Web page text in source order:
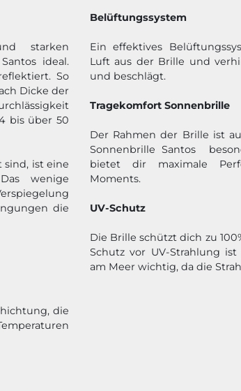
starken
ideal.
So
Dicke der
bis über 50
sind, ist eine
wenige
die
die
Belüftungssystem
Ein effektives
Luft aus der Brille und
und beschlägt.
Tragekomfort Sonnenbrille
Der Rahmen der Brille ist
Sonnenbrille Santos
bietet dir maximale
Moments.
UV-Schutz
Die Brille schützt dich zu
Schutz vor UV-Strahlung
am Meer wichtig, da die